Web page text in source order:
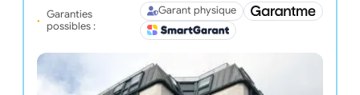
Garanties
possibles :
Garant physique